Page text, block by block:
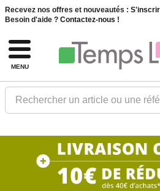
Recevez nos offres et nouveautés :
Besoin d'aide ? Contactez-nous !
MENU
Rechercher un article ou une
10€ de réduction dès 40€ d'achat. Offre
valable du 03/08/2026 au 12/08/